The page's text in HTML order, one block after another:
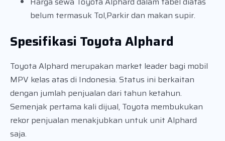
belum termasuk Tol,Parkir dan makan supir.
Spesifikasi Toyota Alphard
Toyota Alphard merupakan market leader bagi mobil
MPV kelas atas di Indonesia. Status ini berkaitan
dengan jumlah penjualan dari tahun ketahun.
Semenjak pertama kali dijual, Toyota membukukan
rekor penjualan menakjubkan untuk unit Alphard
saja.